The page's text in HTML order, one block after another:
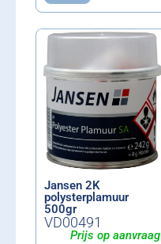
Jansen 2K
polysterplamuur
500gr
VD00491
Prijs op aanvraag